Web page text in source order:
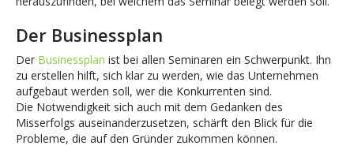
Der Businessplan
Der Businessplan ist bei allen Seminaren ein Schwerpunkt. Ihn
zu erstellen hilft, sich klar zu werden, wie das Unternehmen
aufgebaut werden soll, wer die Konkurrenten sind.
Die Notwendigkeit sich auch mit dem Gedanken des
Misserfolgs auseinanderzusetzen, schärft den Blick für die
Probleme, die auf den Gründer zukommen können.